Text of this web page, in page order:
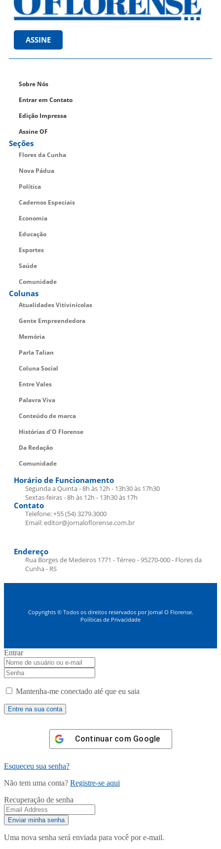
ASSINE
Sobre Nós
Entrar em Contato
Edição Impressa
Assine OF
Seções
Flores da Cunha
Nova Pádua
Política
Cadernos Especiais
Economia
Educação
Esportes
Saúde
Comunidade
Colunas
Atualidades Vitivinícolas
Gente Empreendedora
Memória
Parla Talian
Coluna Social
Entre Vales
Palavra Viva
Conteúdo de marca
Histórias d’O Florense
Da Redação
Comunidade
Horário de Funcionamento
Segunda a Quinta - 8h às 12h - 13h30 às 17h30
Sextas-feiras - 8h às 12h - 13h30 às 17h
Contato
Telefone: +55 (54) 3279.3000
Email: editor@jornaloflorense.com.br
Endereço
Rua Borges de Medeiros 1771 - Térreo - 95270-000 - Flores da
Cunha - RS
Copyrights © Todos os direitos reservados por Jornal O Florense.
Políticas de Privacidade
Entrar
Mantenha-me conectado até que eu saia
Continuar com Google
Esqueceu sua senha?
Não tem uma conta? Registre-se aqui
Recuperação de senha
Uma nova senha será enviada para você por e-mail.